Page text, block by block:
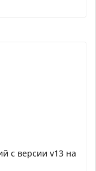
с версии v13 на